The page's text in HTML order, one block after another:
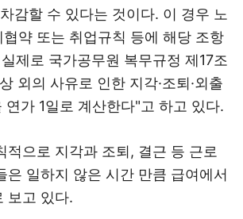
감할 수 있다는 것이다. 이 경우 노
약 또는 취업규칙 등에 해당 조항
제로 국가공무원 복무규정 제17조
외의 사유로 인한 지각·조퇴·외출
연가 1일로 계산한다"고 하고 있다.
적으로 지각과 조퇴, 결근 등 근로
은 일하지 않은 시간 만큼 급여에서
보고 있다.